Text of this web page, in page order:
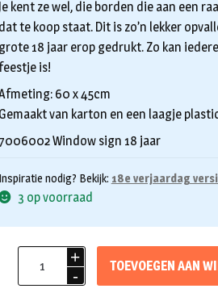
Je kent ze wel, die borden die aan een
dat te koop staat. Dit is zo’n lekker
grote 18 jaar erop gedrukt. Zo kan
is!
60 x 45cm
Gemaakt van karton en een laagje
Window sign 18 jaar
Inspiratie nodig? Bekijk: 18e verjaardag
3 op voorraad
TOEVOEGEN AAN